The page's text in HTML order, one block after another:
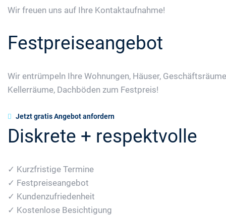
Wir freuen uns auf Ihre Kontaktaufnahme!
Festpreiseangebot
Wir entrümpeln Ihre Wohnungen, Häuser,
Kellerräume, Dachböden zum Festpreis!
Jetzt gratis Angebot anfordern
Diskrete + respektvolle
✓ Kurzfristige Termine
✓ Festpreiseangebot
✓ Kundenzufriedenheit
✓ Kostenlose Besichtigung